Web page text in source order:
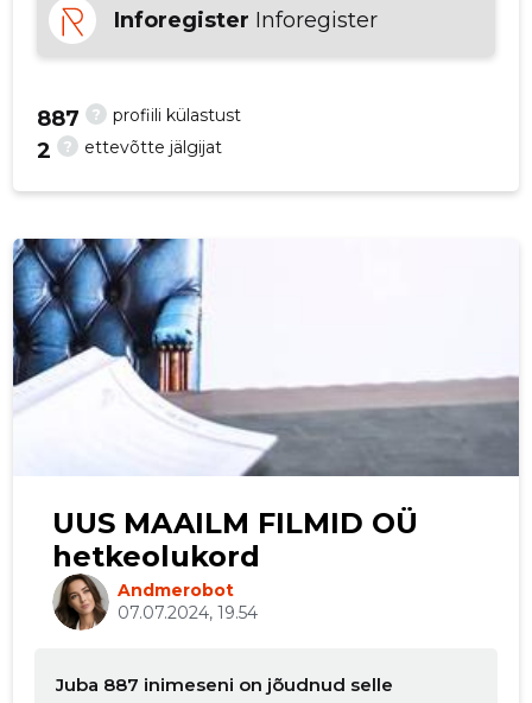
Inforegister Inforegister
? profiili külastust
887
? ettevõtte jälgijat
2
UUS MAAILM FILMID OÜ
hetkeolukord
Andmerobot
07.07.2024, 19.54
Juba 887 inimeseni on jõudnud selle